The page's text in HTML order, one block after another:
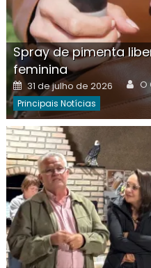
Spray de pimenta
feminina
Posted
on
31 de julho de 2026 O
Principais Notícias